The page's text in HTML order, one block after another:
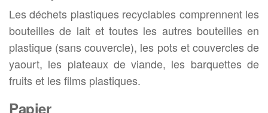
Les déchets plastiques recyclables comprennent les
bouteilles de lait et toutes les autres bouteilles en
plastique (sans couvercle), les pots et couvercles de
yaourt, les plateaux de viande, les barquettes de
fruits et les films plastiques.
Papier